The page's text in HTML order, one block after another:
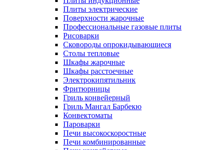
Плиты электрические
Поверхности жарочные
Профессиональные газовые плиты
Рисоварки
Сковороды опрокидывающиеся
Столы тепловые
Шкафы жарочные
Шкафы расстоечные
Электрокипятильник
Фритюрницы
Гриль конвейерный
Гриль Мангал Барбекю
Конвектоматы
Пароварки
Печи высокоскоростные
Печи комбинированные